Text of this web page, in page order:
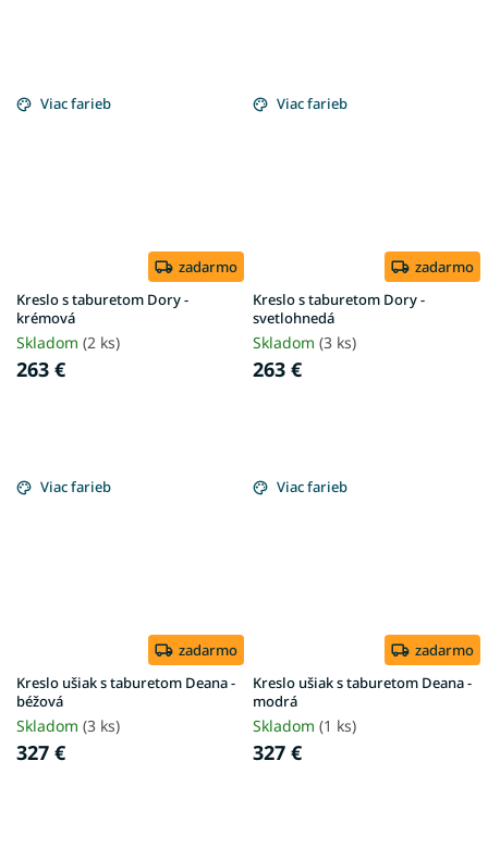
Viac farieb
zadarmo
Kreslo s taburetom Dory -
krémová
Skladom (2 ks)
263 €
Viac farieb
zadarmo
Kreslo s taburetom Dory -
svetlohnedá
Skladom (3 ks)
263 €
Viac farieb
zadarmo
Kreslo ušiak s taburetom Deana -
béžová
Skladom (3 ks)
327 €
Viac farieb
zadarmo
Kreslo ušiak s taburetom Deana -
modrá
Skladom (1 ks)
327 €